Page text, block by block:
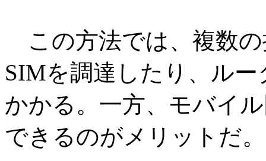
この方法では、複数
SIMを調達したり、ル
かかる。一方、モバイ
できるのがメリットだ。